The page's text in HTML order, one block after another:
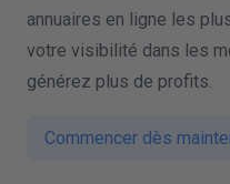
annuaires en ligne les
votre visibilité dans les
générez plus de profits.
Commencer dès